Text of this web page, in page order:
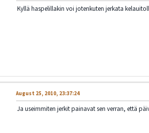
Kyllä haspelillakin voi jotenkuten jerkata
August 25, 2010, 23:37:24
Ja useimmiten jerkit painavat sen verran, että